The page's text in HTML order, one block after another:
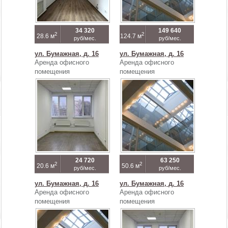
28.6 м2 34 320
руб/мес. 124.7 м2 149 640
руб/мес.
ул. Бумажная, д. 16
Аренда офисного
помещения
20.6 м2 24 720
руб/мес.
ул. Бумажная, д. 16
Аренда офисного
помещения
50.6 м2 63 250
руб/мес.
ул. Бумажная, д. 16
Аренда офисного
помещения
ул. Бумажная, д. 16
Аренда офисного
помещения